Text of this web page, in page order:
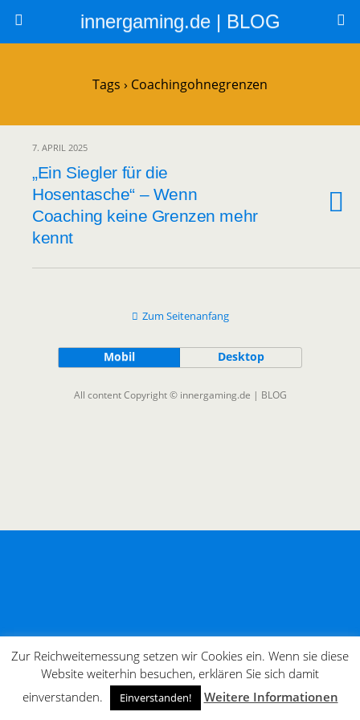
innergaming.de | BLOG
Tags › Coachingohnegrenzen
7. APRIL 2025
„Ein Siegler für die
Hosentasche“ – Wenn
Coaching keine Grenzen mehr
kennt
Zum Seitenanfang
Mobil Desktop
All content Copyright © innergaming.de | BLOG
Zur Reichweitemessung setzen wir Cookies ein. Wenn sie diese
Website weiterhin besuchen, erklären Sie sich damit
einverstanden.
Einverstanden! Weitere Informationen